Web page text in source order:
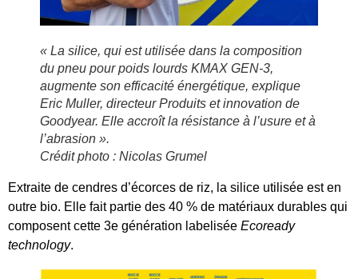
« La silice, qui est utilisée dans la composition
du pneu pour poids lourds KMAX GEN-3,
augmente son efficacité énergétique, explique
Eric Muller, directeur Produits et innovation de
Goodyear. Elle accroît la résistance à l’usure et à
l’abrasion ».
Crédit photo : Nicolas Grumel
Extraite de cendres d’écorces de riz, la silice utilisée est en
outre bio. Elle fait partie des 40 % de matériaux durables qui
composent cette 3e génération labelisée Ecoready
technology.